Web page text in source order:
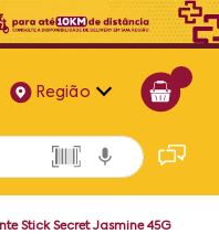
Região
Alagoas
Bahia
Stick Secret Jasmine 45G